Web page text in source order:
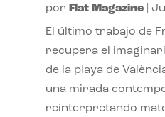
por Flat Magazine|
El último trabajo de
recupera el
de la playa de
una mirada
reinterpretando